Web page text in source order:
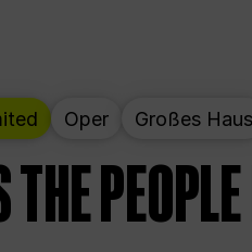
Oper Großes Haus